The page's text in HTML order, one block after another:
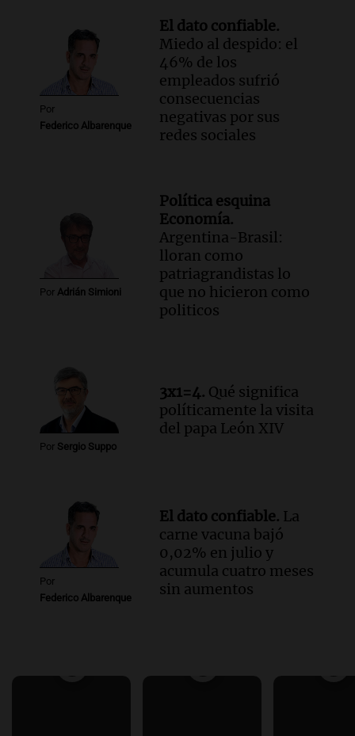
Informados al regreso
Episodios
Por
Federico Albarenque
El dato confiable.
Miedo al despido: el
46% de los
empleados sufrió
consecuencias
negativas por sus
redes sociales
Por Adrián Simioni
Política esquina
Economía.
Argentina-Brasil:
lloran como
patriagrandistas lo
que no hicieron como
politicos
Por Sergio Suppo
3x1=4. Qué significa
políticamente la visita
del papa León XIV
Por
Federico Albarenque
El dato confiable. La
carne vacuna bajó
0,02% en julio y
acumula cuatro meses
sin aumentos